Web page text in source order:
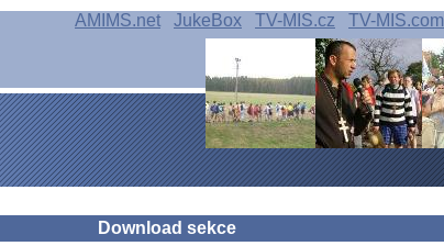
AMIMS.net JukeBox TV-MIS.cz TV-MIS.com
Download sekce